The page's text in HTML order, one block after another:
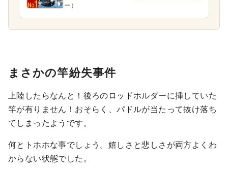
容量 メンズ …
ー）
まさかの竿紛失事件
上陸したらなんと！後ろのロッドホルダーに挿していた
竿が有りません！おそらく、パドルが当たって抜け落ち
てしまったようです。
何とトホホな事でしょう。嬉しさと悲しさが両方よくわ
からない状態でした。